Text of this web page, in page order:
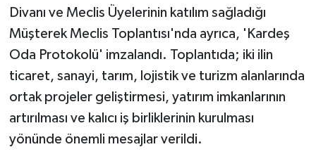
Divanı ve Meclis Üyelerinin katılım sağladığı
Müşterek Meclis Toplantısı'nda ayrıca, 'Kardeş
Oda Protokolü' imzalandı. Toplantıda; iki ilin
ticaret, sanayi, tarım, lojistik ve turizm alanlarında
ortak projeler geliştirmesi, yatırım imkanlarının
artırılması ve kalıcı iş birliklerinin kurulması
yönünde önemli mesajlar verildi.